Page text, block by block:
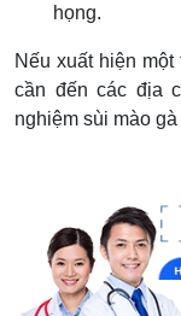
họng.
Nếu xuất hiện
cần đến các địa
nghiệm sùi mào